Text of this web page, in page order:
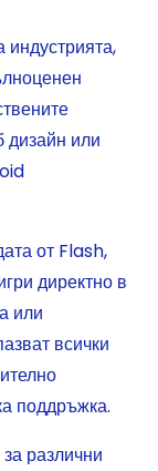
или
от Flash,
директно в
или
всички
поддръжка.
различни